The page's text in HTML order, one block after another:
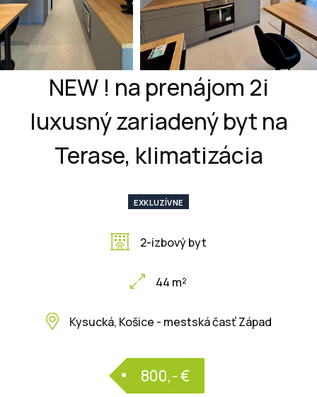
NEW ! na prenájom 2i
luxusný zariadený byt na
Terase, klimatizácia
EXKLUZÍVNE
2-izbový byt
44 m²
Kysucká, Košice - mestská časť Západ
800,- €